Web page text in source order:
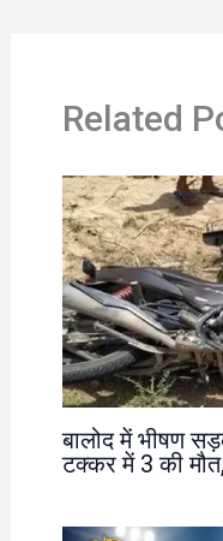
Related
बालोद में भीषण
टक्कर में 3 की